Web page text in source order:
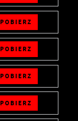
POBIERZ
POBIERZ
POBIERZ
POBIERZ